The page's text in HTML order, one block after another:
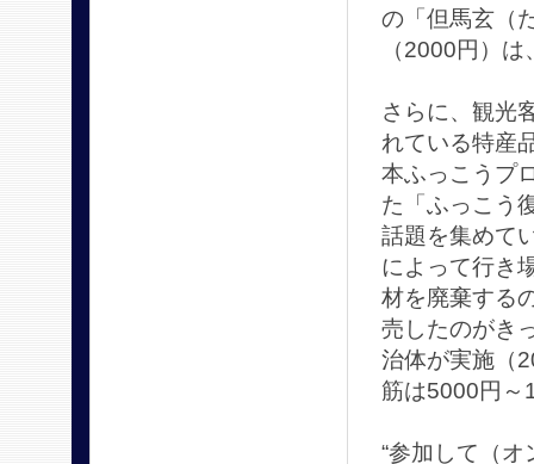
の「但馬玄（
（2000円）
さらに、観光
れている特産
本ふっこうプ
た「ふっこう
話題を集めて
によって行き
材を廃棄する
売したのがき
治体が実施（
筋は5000円～
“参加して（オ